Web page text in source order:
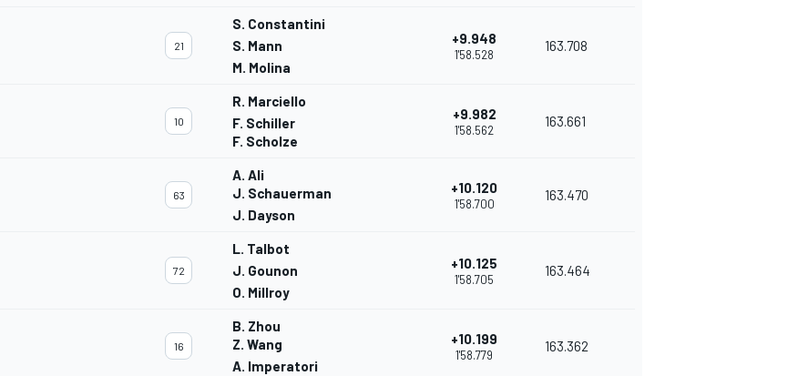
21
S. Constantini
S. Mann
M. Molina
+9.948
1'58.528
163.708
10
R. Marciello
F. Schiller
F. Scholze
+9.982
1'58.562
163.661
63
A. Ali
J. Schauerman
J. Dayson
+10.120
1'58.700
163.470
72
L. Talbot
J. Gounon
O. Millroy
+10.125
1'58.705
163.464
16
B. Zhou
Z. Wang
A. Imperatori
+10.199
1'58.779
163.362